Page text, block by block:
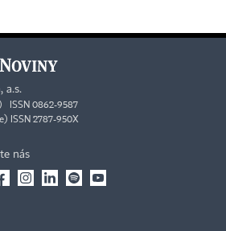
a.s.
ISSN 0862-9587
ISSN 2787-950X
nás